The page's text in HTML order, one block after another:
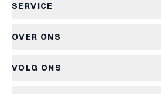
Nieuwe spellen
SERVICE
Retourneren
OVER ONS
Het Kapiteinsspel
VOLG ONS